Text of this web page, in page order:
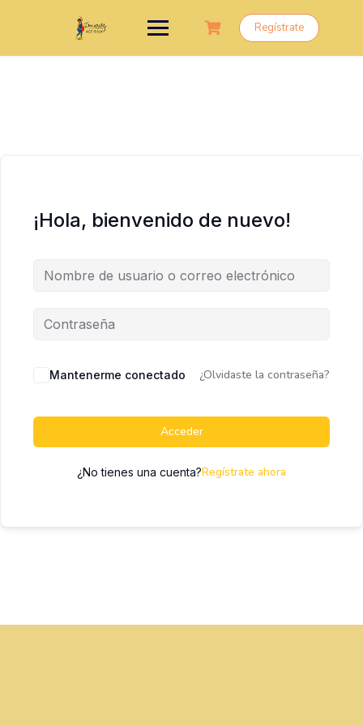
Regístrate
¡Hola, bienvenido de nuevo!
Mantenerme conectado ¿Olvidaste la contraseña?
Acceder
¿No tienes una cuenta?Regístrate ahora